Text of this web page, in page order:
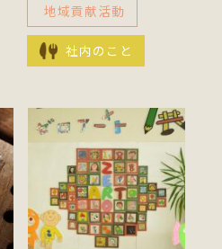
地域貢献活動
社内のこと